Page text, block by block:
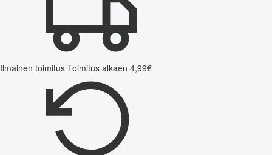
Ilmainen toimitus Toimitus alkaen 4,99€